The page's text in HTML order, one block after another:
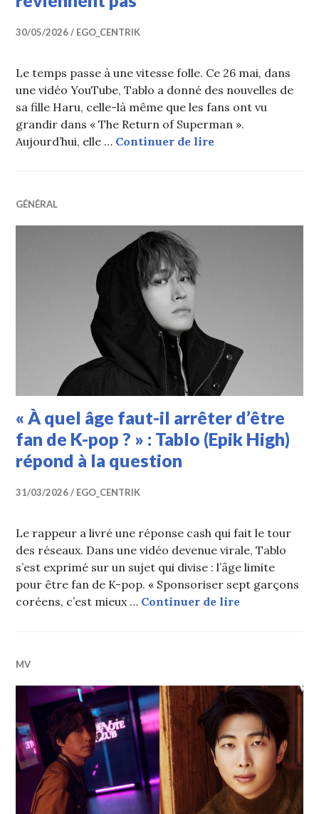
30/05/2026 EGO_CENTRIK
Le temps passe à une vitesse folle. Ce 26 mai, dans
une vidéo YouTube, Tablo a donné des nouvelles de
sa fille Haru, celle-là même que les fans ont vu
grandir dans « The Return of Superman ».
Aujourd’hui, elle … Continuer de lireDe « The Return
GÉNÉRAL
« À quel âge faut-il arrêter d’être
fan de K-pop ? » : Tablo (Epik High)
répond à la question
31/03/2026 EGO_CENTRIK
Le rappeur a livré une réponse cash qui fait le tour
des réseaux. Dans une vidéo devenue virale, Tablo
s’est exprimé sur un sujet qui divise : l’âge limite
pour être fan de K-pop. « Sponsoriser sept garçons
coréens, c’est mieux … Continuer de lire« À quel âge
MV